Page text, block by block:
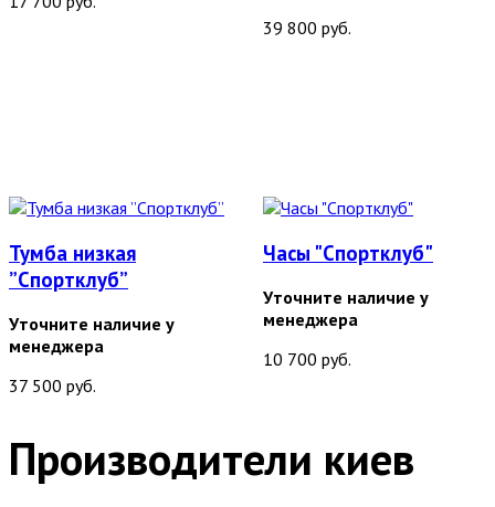
39 800 руб.
Тумба низкая
”Спортклуб”
Уточните наличие у
менеджера
37 500 руб.
Часы "Спортклуб"
Уточните наличие у
менеджера
10 700 руб.
Производители киев